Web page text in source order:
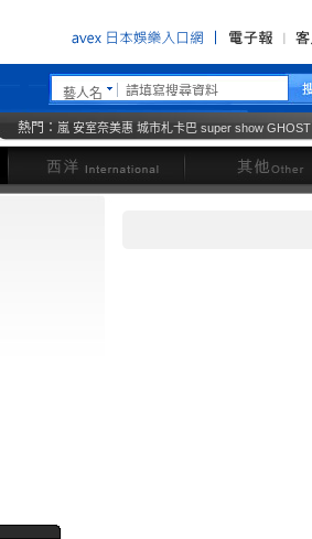
藝人名
熱門： 嵐 安室奈美惠 城市札卡巴 super show GHOST
其他